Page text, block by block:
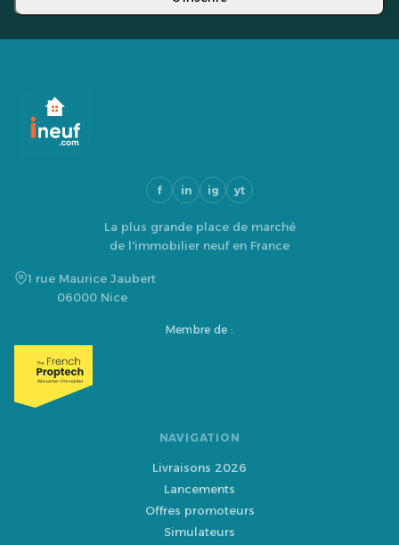
f in ig yt
La plus grande place de marché
de l'immobilier neuf en France
1 rue Maurice Jaubert
06000 Nice
Membre de :
NAVIGATION
Livraisons 2026
Lancements
Offres promoteurs
Simulateurs